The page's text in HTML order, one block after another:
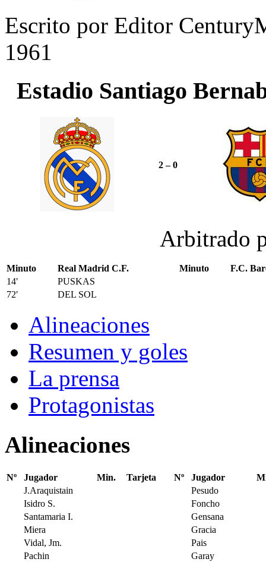
Escrito por Editor
1961
Estadio Santiago
2 – 0
Arbitrado
Minuto Real Madrid C.F. Minuto
F.C.
14′
PUSKAS
72′
DEL SOL
Alineaciones
Resumen y goles
La prensa
Protagonistas
Alineaciones
Nº Jugador Min. Tarjeta Nº Jugador
J.Araquistain
Pesudo
Isidro S.
Foncho
Santamaria I.
Gensana
Miera
Gracia
Vidal, Jm.
Pais
Pachin
Garay